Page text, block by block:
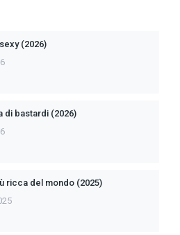
(2026)
di bastardi (2026)
ricca del mondo (2025)